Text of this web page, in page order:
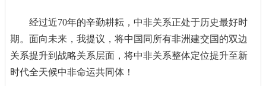
经过近70年的辛勤耕耘，中非关系正处于历史最好时
期。面向未来，我提议，将中国同所有非洲建交国的双边
关系提升到战略关系层面，将中非关系整体定位提升至新
时代全天候中非命运共同体！